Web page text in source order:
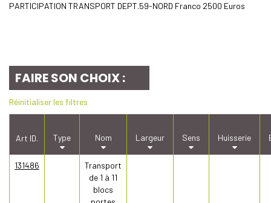
PARTICIPATION TRANSPORT DEPT.59-NORD Franco 2500 Euros
FAIRE SON CHOIX :
Réinitialiser les filtres
Art ID. Type Nom Largeur Sens Huisserie
131486
Transport
de 1 à 11
blocs